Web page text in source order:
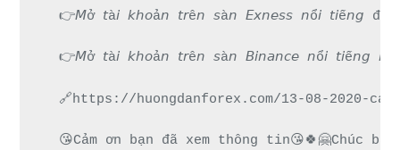
👉𝘔ở 𝘵à𝘪 𝘬𝘩𝘰ả𝘯 𝘵𝘳ê𝘯 𝘴à𝘯 𝘌𝘹𝘯𝘦𝘴𝘴 𝘯ổ𝘪 𝘵𝘪ế𝘯𝘨
👉𝘔ở 𝘵à𝘪 𝘬𝘩𝘰ả𝘯 𝘵𝘳ê𝘯 𝘴à𝘯 𝘉𝘪𝘯𝘢𝘯𝘤𝘦 𝘯ổ𝘪
🔗https://huongdanforex.com/13-08-2020-
😘Cảm ơn bạn đã xem thông tin😘🍀🤗Chúc